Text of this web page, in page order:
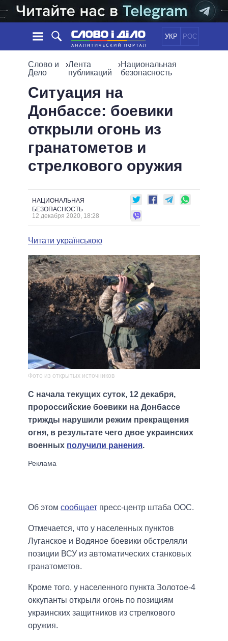
УКР РОС
НОВОСТИ
ЛЕНТА
СОБЫТИЯ
СТАТЬИ
МНЕНИЯ
ОБЗОРЫ
ДАЙДЖЕСТЫ
ОБЩЕСТВО
МИР
ПОЛИТИКИ
ВСЕ ПОЛИТИКИ
ПРЕЗИДЕНТ И ОФИС
ВЕРХОВНАЯ РАДА
КАБИНЕТ МИНИСТРОВ
ГЛАВЫ ОБЛАДМИНИСТРАЦИЙ
МЭРЫ
ВСЕ ПЕРСОНЫ
ИНФОГРАФИКА
ВИДЕО
ПОДДЕРЖАТЬ
СРАВНЕНИЕ ПОЛИТИКОВ
Слово и
Дело
›Лента
публикаций
›Национальная
безопасность
Ситуация на
Донбассе: боевики
открыли огонь из
гранатометов и
стрелкового оружия
НАЦИОНАЛЬНАЯ
БЕЗОПАСНОСТЬ
12 декабря 2020, 18:28
Читати українською
Фото из открытых источников
С начала текущих суток, 12 декабря,
пророссийские боевики на Донбассе
трижды нарушили режим прекращения
огня, в результате чего двое украинских
военных получили ранения.
Об этом сообщает пресс-центр штаба ООС.
Отмечается, что у населенных пунктов
Луганское и Водяное боевики обстреляли
позиции ВСУ из автоматических станковых
гранатометов.
Кроме того, у населенного пункта Золотое-4
оккупанты открыли огонь по позициям
украинских защитников из стрелкового
оружия.